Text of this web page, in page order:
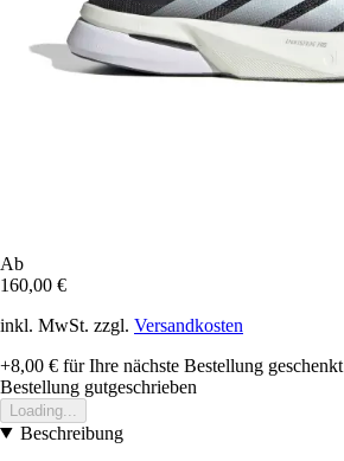
Ab
160,00 €
inkl. MwSt. zzgl. Versandkosten
+8,00 € für Ihre nächste Bestellung geschenkt
Bestellung gutgeschrieben
Loading...
Beschreibung